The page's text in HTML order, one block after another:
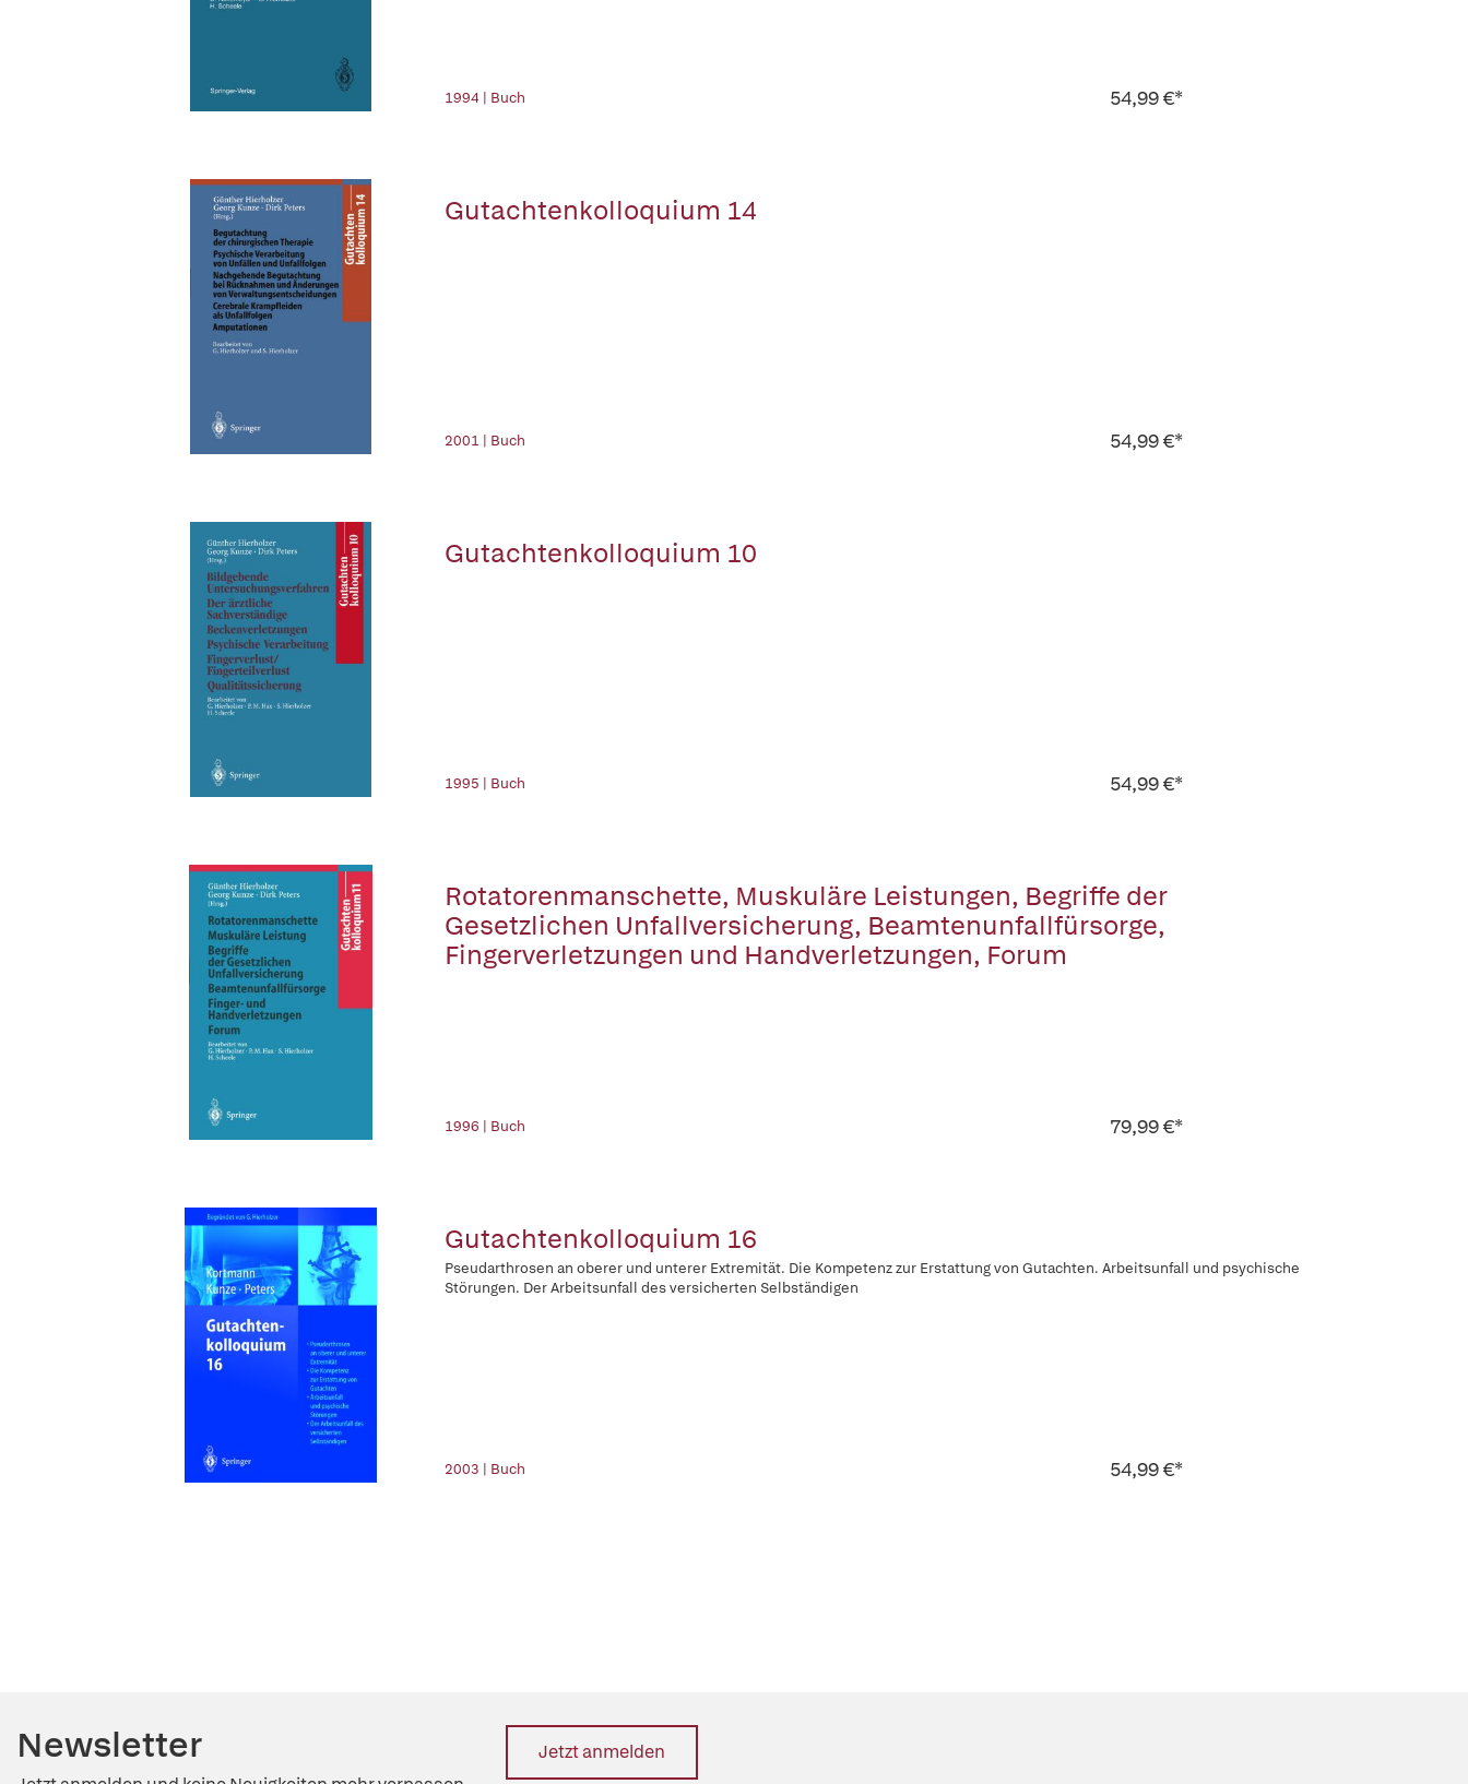
1994 | Buch 54,99 €*
Gutachtenkolloquium 14
2001 | Buch 54,99 €*
Gutachtenkolloquium 10
1995 | Buch 54,99 €*
Rotatorenmanschette, Muskuläre Leistungen, Begriffe der
Gesetzlichen Unfallversicherung, Beamtenunfallfürsorge,
Fingerverletzungen und Handverletzungen, Forum
1996 | Buch 79,99 €*
Gutachtenkolloquium 16
Pseudarthrosen an oberer und unterer Extremität. Die Kompetenz zur Erstattung von Gutachten. Arbeitsunfall und psychische
Störungen. Der Arbeitsunfall des versicherten Selbständigen
2003 | Buch 54,99 €*
Newsletter Jetzt anmelden